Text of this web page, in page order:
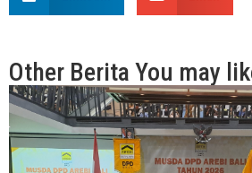
Other Berita You may